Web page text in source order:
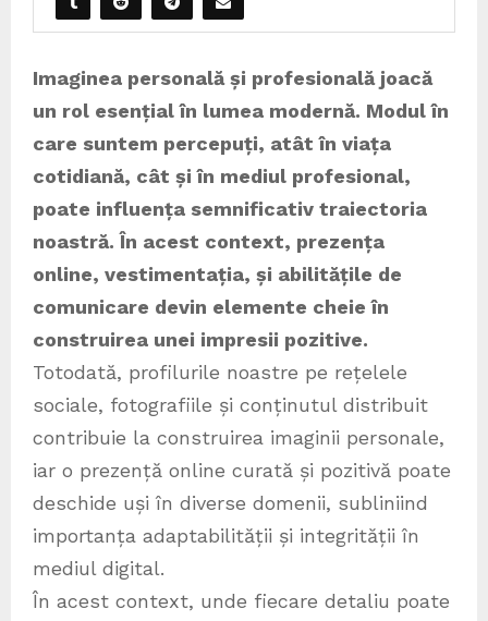
Imaginea personală și profesională joacă
un rol esențial în lumea modernă. Modul în
care suntem percepuți, atât în viața
cotidiană, cât și în mediul profesional,
poate influența semnificativ traiectoria
noastră. În acest context, prezența
online, vestimentația, și abilitățile de
comunicare devin elemente cheie în
construirea unei impresii pozitive.
Totodată, profilurile noastre pe rețelele
sociale, fotografiile și conținutul distribuit
contribuie la construirea imaginii personale,
iar o prezență online curată și pozitivă poate
deschide uși în diverse domenii, subliniind
importanța adaptabilității și integrității în
mediul digital.
În acest context, unde fiecare detaliu poate